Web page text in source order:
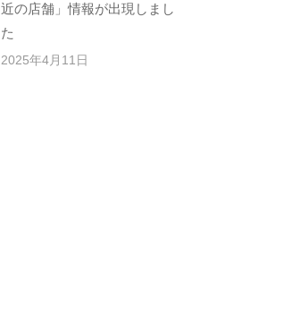
近の店舗」情報が出現しまし
た
2025年4月11日